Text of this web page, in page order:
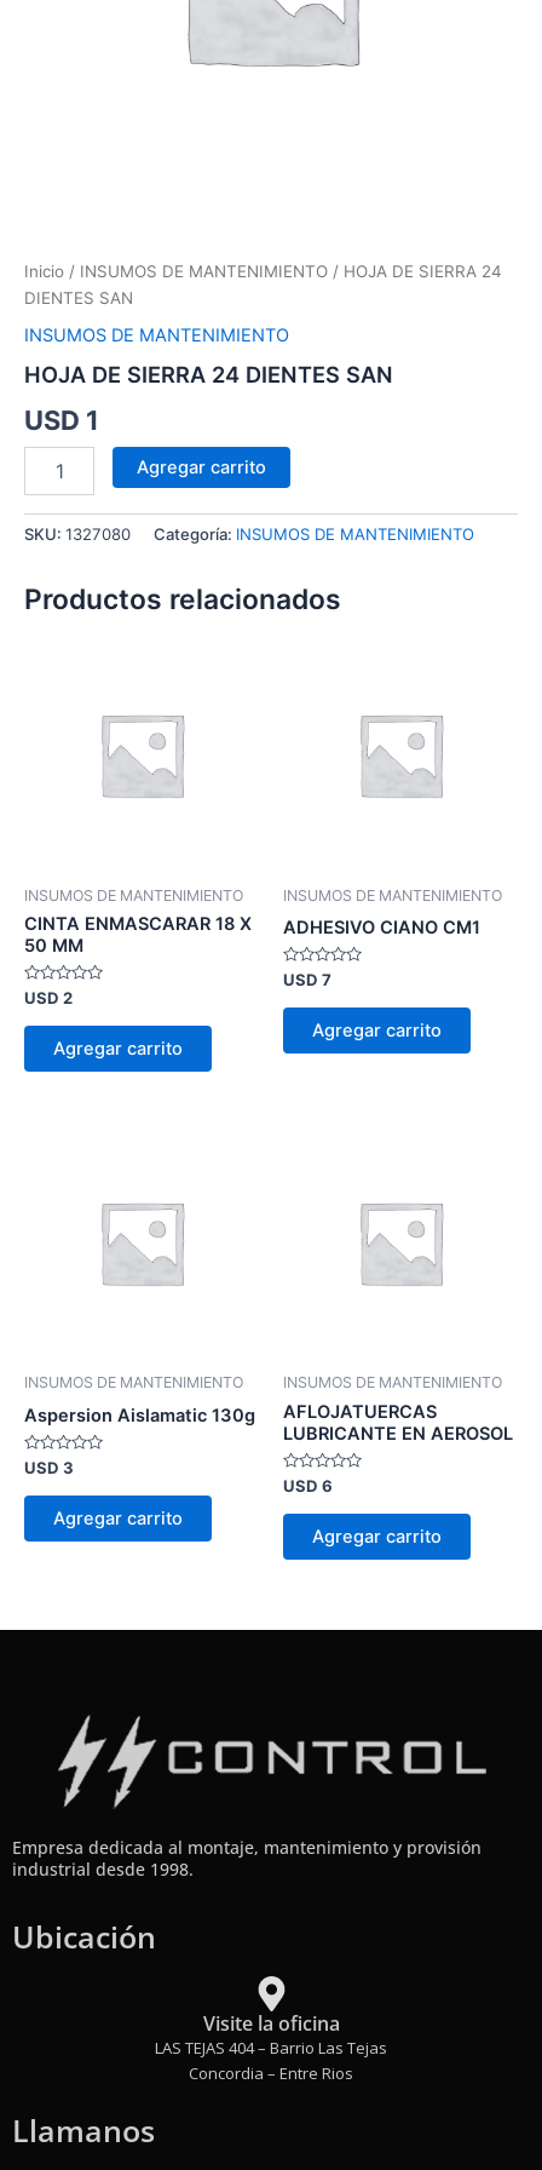
Inicio / INSUMOS DE MANTENIMIENTO / HOJA DE SIERRA 24
DIENTES SAN
INSUMOS DE MANTENIMIENTO
HOJA DE SIERRA 24 DIENTES SAN
USD 1
Agregar carrito
SKU: 1327080 Categoría: INSUMOS DE MANTENIMIENTO
Productos relacionados
INSUMOS DE MANTENIMIENTO
CINTA ENMASCARAR 18 X
50 MM
Valorado
0
USD 2
Agregar carrito
INSUMOS DE MANTENIMIENTO
ADHESIVO CIANO CM1
Valorado
0
USD 7
Agregar carrito
INSUMOS DE MANTENIMIENTO
Aspersion Aislamatic 130g
Valorado
en
0
USD 3
Agregar carrito
INSUMOS DE MANTENIMIENTO
AFLOJATUERCAS
LUBRICANTE EN AEROSOL
Valorado
en
0
USD 6
Agregar carrito
Empresa dedicada al montaje, mantenimiento y provisión
industrial desde 1998.
Ubicación
Visite la oficina
LAS TEJAS 404 – Barrio Las Tejas
Concordia – Entre Rios
Llamanos